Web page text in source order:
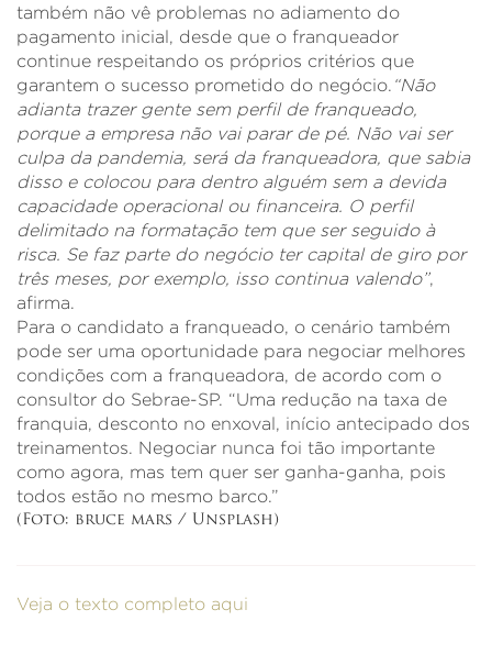
também não vê problemas no adiamento do
pagamento inicial, desde que o franqueador
continue respeitando os próprios critérios que
garantem o sucesso prometido do negócio. “Não
adianta trazer gente sem perfil de franqueado,
porque a empresa não vai parar de pé. Não vai ser
culpa da pandemia, será da franqueadora, que sabia
disso e colocou para dentro alguém sem a devida
capacidade operacional ou financeira. O perfil
delimitado na formatação tem que ser seguido à
risca. Se faz parte do negócio ter capital de giro por
três meses, por exemplo, isso continua valendo”,
afirma.
Para o candidato a franqueado, o cenário também
pode ser uma oportunidade para negociar melhores
condições com a franqueadora, de acordo com o
consultor do Sebrae-SP. “Uma redução na taxa de
franquia, desconto no enxoval, início antecipado dos
treinamentos. Negociar nunca foi tão importante
como agora, mas tem quer ser ganha-ganha, pois
todos estão no mesmo barco.”
(Foto: bruce mars / Unsplash)
Veja o texto completo aqui